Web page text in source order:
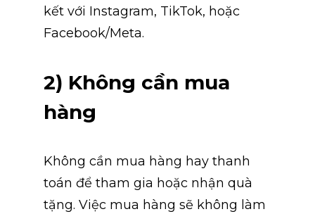
kết với Instagram, TikTok, hoặc
Facebook/Meta.
2) Không cần mua
hàng
Không cần mua hàng hay thanh
toán để tham gia hoặc nhận quà
tặng. Việc mua hàng sẽ không làm